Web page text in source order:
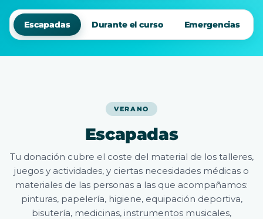
Escapadas Durante el curso Emergencias
VERANO
Escapadas
Tu donación cubre el coste del material de los talleres,
juegos y actividades, y ciertas necesidades médicas o
materiales de las personas a las que acompañamos:
pinturas, papelería, higiene, equipación deportiva,
bisutería, medicinas, instrumentos musicales,